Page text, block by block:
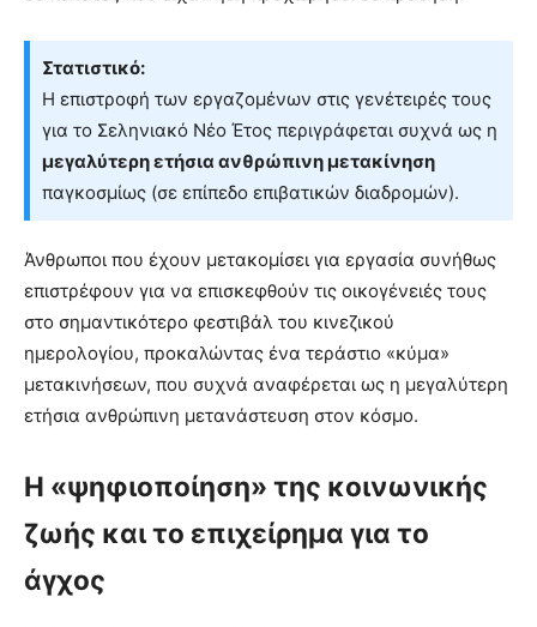
Στατιστικό:
Η επιστροφή των εργαζομένων στις γενέτειρές τους
για το Σεληνιακό Νέο Έτος περιγράφεται συχνά ως η
μεγαλύτερη ετήσια ανθρώπινη μετακίνηση
παγκοσμίως (σε επίπεδο επιβατικών διαδρομών).
Άνθρωποι που έχουν μετακομίσει για εργασία συνήθως
επιστρέφουν για να επισκεφθούν τις οικογένειές τους
στο σημαντικότερο φεστιβάλ του κινεζικού
ημερολογίου, προκαλώντας ένα τεράστιο «κύμα»
μετακινήσεων, που συχνά αναφέρεται ως η μεγαλύτερη
ετήσια ανθρώπινη μετανάστευση στον κόσμο.
Η «ψηφιοποίηση» της κοινωνικής
ζωής και το επιχείρημα για το
άγχος